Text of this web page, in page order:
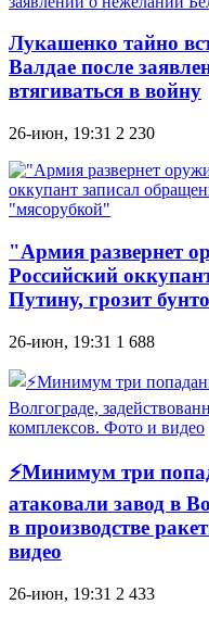
Лукашенко тайно
Валдае после
втягиваться в войну
26-июн, 19:31 2 230
"Армия развернет
Российский
Путину, грозит
26-июн, 19:31 1 688
⚡Минимум три
атаковали завод в
в производстве
видео
26-июн, 19:31 2 433